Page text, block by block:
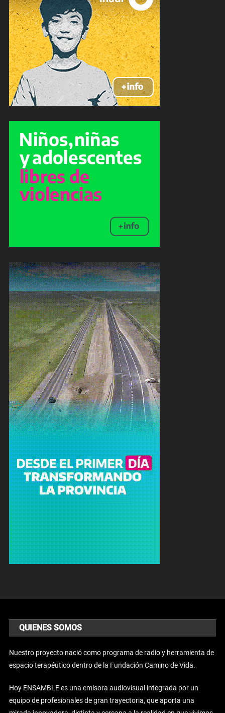
QUIENES SOMOS
Nuestro proyecto nació como programa de radio y herramienta de
espacio terapéutico dentro de la Fundación Camino de Vida.
Hoy ENSAMBLE es una emisora audiovisual integrada por un
equipo de profesionales de gran trayectoria, que aporta una